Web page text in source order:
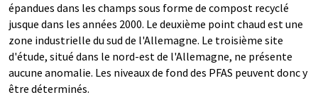
épandues dans les champs sous forme de compost recyclé
jusque dans les années 2000. Le deuxième point chaud est une
zone industrielle du sud de l'Allemagne. Le troisième site
d'étude, situé dans le nord-est de l'Allemagne, ne présente
aucune anomalie. Les niveaux de fond des PFAS peuvent donc y
être déterminés.